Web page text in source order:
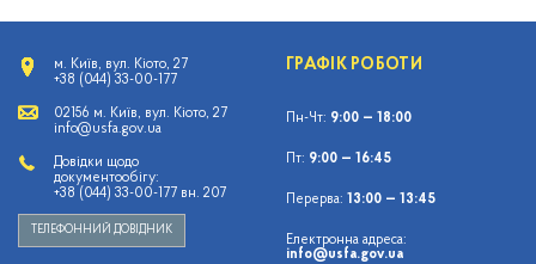
м. Київ, вул. Кіото, 27
+38 (044) 33-00-177
02156 м. Київ, вул. Кіото, 27
info@usfa.gov.ua
Довідки щодо
документообігу:
+38 (044) 33-00-177 вн. 207
ТЕЛЕФОННИЙ ДОВІДНИК
ГРАФІК РОБОТИ
Пн-Чт: 9:00 — 18:00
Пт: 9:00 — 16:45
Перерва: 13:00 — 13:45
Електронна адреса:
info@usfa.gov.ua